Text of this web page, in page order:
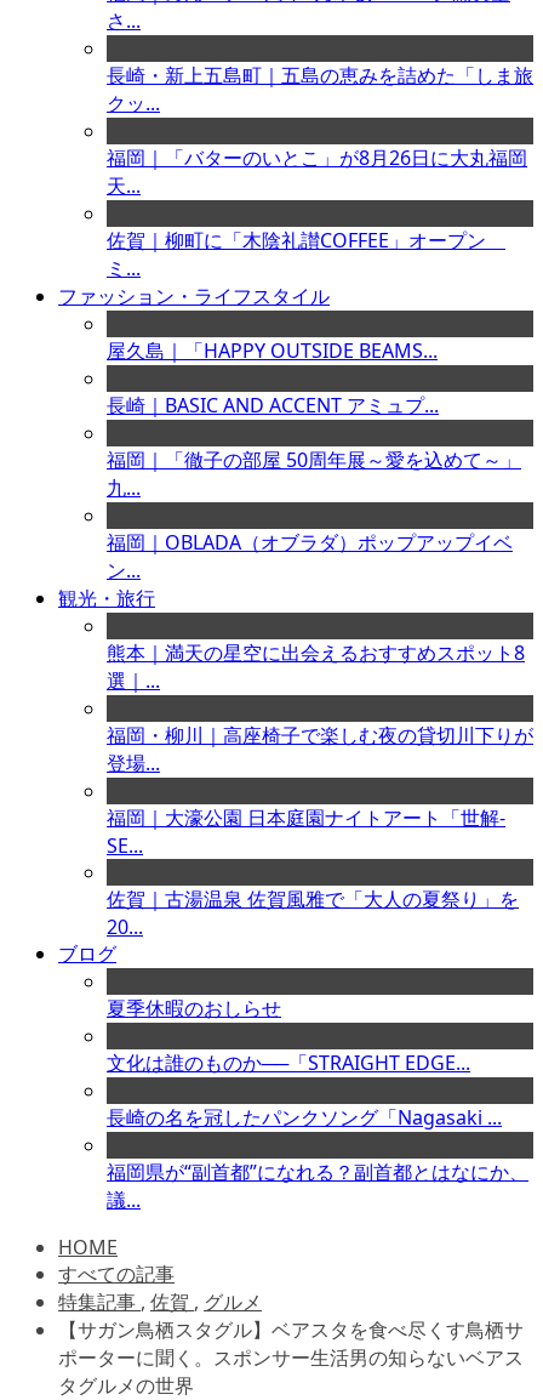
さ...
長崎・新上五島町｜五島の恵みを詰めた「しま旅
クッ...
福岡｜「バターのいとこ」が8月26日に大丸福岡
天...
佐賀｜柳町に「木陰礼讃COFFEE」オープン
ミ...
ファッション・ライフスタイル
屋久島｜「HAPPY OUTSIDE BEAMS...
長崎｜BASIC AND ACCENT アミュプ...
福岡｜「徹子の部屋 50周年展～愛を込めて～」
九...
福岡｜OBLADA（オブラダ）ポップアップイベ
ン...
観光・旅行
熊本｜満天の星空に出会えるおすすめスポット8
選｜...
福岡・柳川｜高座椅子で楽しむ夜の貸切川下りが
登場...
福岡｜大濠公園 日本庭園ナイトアート「世解-
SE...
佐賀｜古湯温泉 佐賀風雅で「大人の夏祭り」を
20...
ブログ
夏季休暇のおしらせ
文化は誰のものか──「STRAIGHT EDGE...
長崎の名を冠したパンクソング「Nagasaki ...
福岡県が“副首都”になれる？副首都とはなにか、
議...
HOME
すべての記事
特集記事 , 佐賀 , グルメ
【サガン鳥栖スタグル】ベアスタを食べ尽くす鳥栖サ
ポーターに聞く。スポンサー生活男の知らないベアス
タグルメの世界